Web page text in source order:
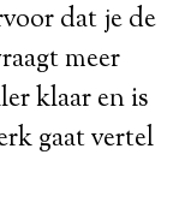
dat je de
meer
klaar en is
gaat vertel